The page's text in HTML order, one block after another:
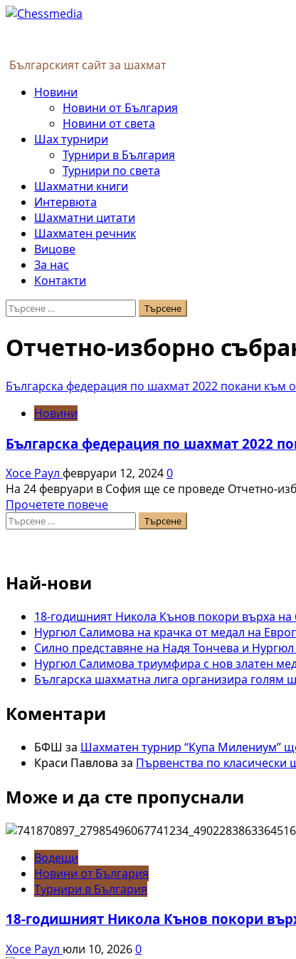
Skip
Българският сайт за шахмат
PrimaryНовини
Новини от България
Новини от света
Шах турнири
Турнири в България
Турнири по света
Шахматни книги
Интервюта
Шахматни цитати
Шахматен речник
Вицове
За нас
Контакти
Търсене
Отчетно-изборно
Българска федерация по шахмат 2022 покани към
Новини
Българска федерация по шахмат 2022
Хосе Раул февруари 12, 20240
На 24 февруари в София ще се проведе Отчетно-
Прочетете повечеRead
2022
покани
към
обединение
в
изборното
си
Търсене
Най-нови
18-годишният Никола Кънов покори върха на
Нургюл Салимова на крачка от медал на
Силно представяне на Надя Тончева и
Нургюл Салимова триумфира с нов златен
Българска шахматна лига организира голям
Коментари
БФШ за Шахматен турнир “Купа Милениум”
Краси Павлова за Първенства по
Може и да сте пропуснали
Водещи
Новини от България
Турнири в България
18-годишният Никола Кънов покори
Хосе Раул юли 10, 20260